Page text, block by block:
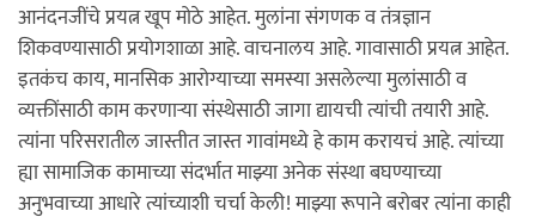
आनंदनजींचे प्रयत्न खूप मोठे आहेत. मुलांना संगणक व तंत्रज्ञान
शिकवण्यासाठी प्रयोगशाळा आहे. वाचनालय आहे. गावासाठी प्रयत्न आहेत.
इतकंच काय, मानसिक आरोग्याच्या समस्या असलेल्या मुलांसाठी व
व्यक्तींसाठी काम करणार्‍या संस्थेसाठी जागा द्यायची त्यांची तयारी आहे.
त्यांना परिसरातील जास्तीत जास्त गावांमध्ये हे काम करायचं आहे. त्यांच्या
ह्या सामाजिक कामाच्या संदर्भात माझ्या अनेक संस्था बघण्याच्या
अनुभवाच्या आधारे त्यांच्याशी चर्चा केली! माझ्या रूपाने बरोबर त्यांना काही